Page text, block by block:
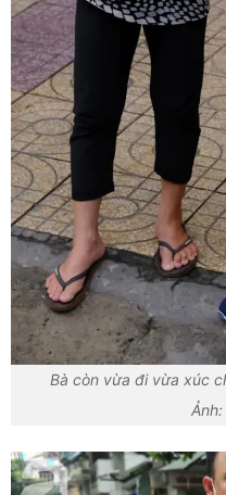
Bà còn vừa đi vừa xúc